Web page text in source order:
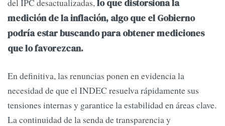
del IPC desactualizadas,lo que distorsiona la
medición de la inflación, algo que el Gobierno
podría estar buscando para obtener mediciones
que lo favorezcan.
En definitiva, las renuncias ponen en evidencia la
necesidad de que el INDEC resuelva rápidamente sus
tensiones internas y garantice la estabilidad en áreas clave.
La continuidad de la senda de transparencia y